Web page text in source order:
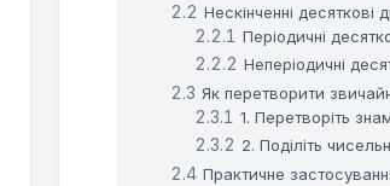
Нескінченні десяткові
Періодичні
Неперіодичні
Як перетворити
1. Перетворіть
2. Поділіть
Практичне